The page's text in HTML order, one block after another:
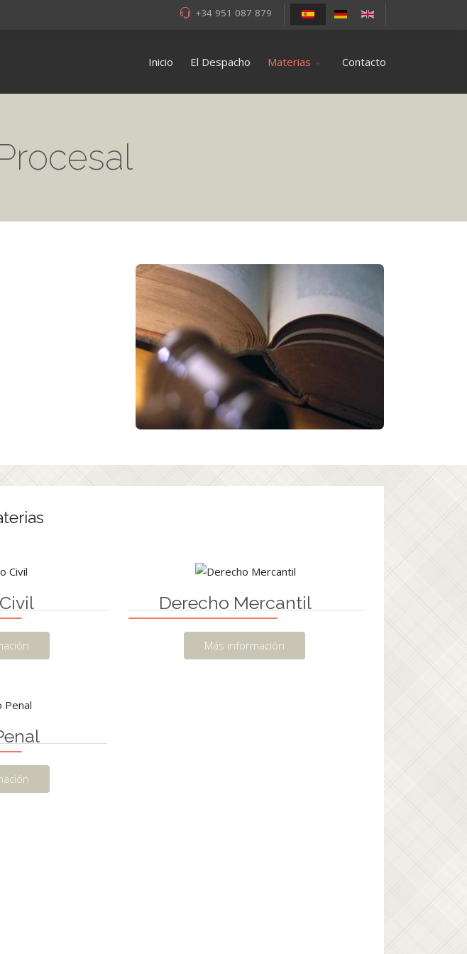
+34 951 087 879
Inicio El Despacho Materias Contacto
Derecho Mercantil
Más información